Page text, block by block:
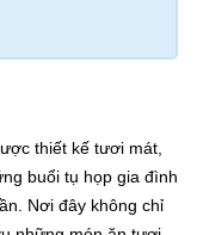
thiết kế tươi mát,
buổi tụ họp gia đình
Nơi đây không chỉ